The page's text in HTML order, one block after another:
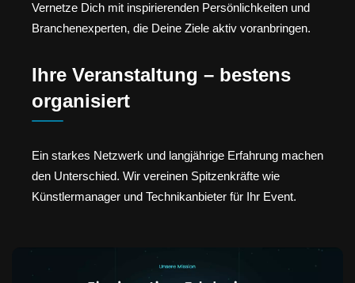
Vernetze Dich mit inspirierenden Persönlichkeiten und
Branchenexperten, die Deine Ziele aktiv voranbringen.
Ihre Veranstaltung – bestens
organisiert
Ein starkes Netzwerk und langjährige Erfahrung machen
den Unterschied. Wir vereinen Spitzenkräfte wie
Künstlermanager und Technikanbieter für Ihr Event.